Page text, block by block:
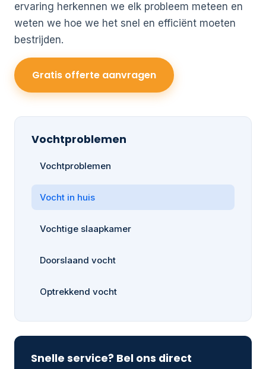
ervaring herkennen we elk probleem meteen en
weten we hoe we het snel en efficiënt moeten
bestrijden.
Gratis offerte aanvragen
Vochtproblemen
Vochtproblemen
Vocht in huis
Vochtige slaapkamer
Doorslaand vocht
Optrekkend vocht
Snelle service? Bel ons direct